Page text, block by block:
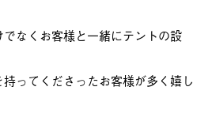
なくお客様と一緒にテントの設
ってくださったお客様が多く嬉し